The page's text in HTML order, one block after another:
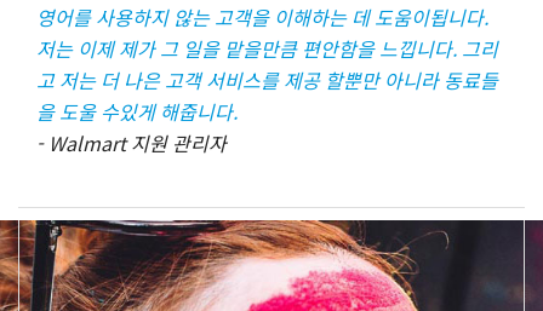
영어를 사용하지 않는 고객을 이해하는 데 도움이됩니다.
저는 이제 제가 그 일을 맡을만큼 편안함을 느낍니다. 그리
고 저는 더 나은 고객 서비스를 제공 할뿐만 아니라 동료들
을 도울 수있게 해줍니다.
- Walmart 지원 관리자